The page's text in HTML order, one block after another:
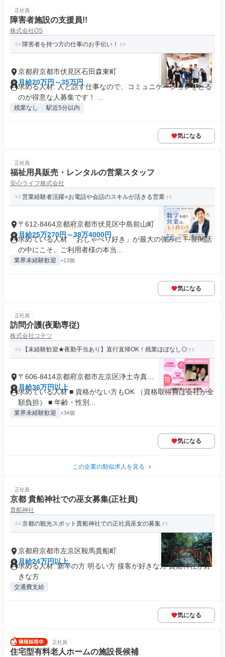
正社員
障害者施設の支援員!!
株式会社OS
障害者を持つ方の仕事のお手伝い！
京都府京都市伏見区石田森東町
月給20万円～35万円
求める人材: 人と話す仕事なので、コミュニケーションをとる
のが得意な人募集です！ ...
残業なし 駅近5分以内
気になる
正社員
福祉用具販売・レンタルの営業スタッフ
安心ライフ株式会社
営業経験者活躍⭐お電話や会話のスキルが活きる営業
〒612-8464京都府京都市伏見区中島前山町
月給25万270円～38万4000円
求めている人材 「おしゃべり好き」が最大の強みに！ 世間話
の中にこそ、ご利用者様の本当...
業界未経験歓迎 +13個
気になる
正社員
訪問介護(夜勤専従)
株式会社コテツ
【未経験歓迎★夜勤手当あり】直行直帰OK！残業ほぼなし◎
〒606-8414京都府京都市左京区浄土寺真如
町
月給36万円以上
求めている人材 ■ 資格がない方もOK （資格取得費は会社が全
額負担） ■ 年齢・性別...
業界未経験歓迎 +34個
気になる
この企業の類似求人を見る
正社員
京都 貴船神社での巫女募集(正社員)
貴船神社
京都の観光スポット貴船神社での正社員巫女の募集
京都府京都市左京区鞍馬貴船町
月給24万円以上
求める人材: 新卒の方 明るい方 接客が好きな方 貴船神社が好
きな方
交通費支給
気になる
正社員
住宅型有料老人ホームの施設長候補